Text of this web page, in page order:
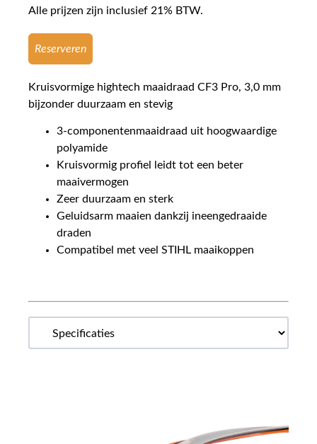
Alle prijzen zijn inclusief 21% BTW.
Reserveren
Kruisvormige hightech maaidraad CF3 Pro, 3,0 mm
bijzonder duurzaam en stevig
3-componentenmaaidraad uit hoogwaardige
polyamide
Kruisvormig profiel leidt tot een beter
maaivermogen
Zeer duurzaam en sterk
Geluidsarm maaien dankzij ineengedraaide
draden
Compatibel met veel STIHL maaikoppen